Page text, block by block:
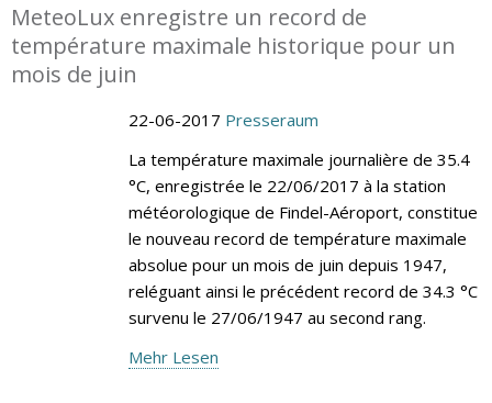
MeteoLux enregistre un record de
température maximale historique pour un
mois de juin
22-06-2017 Presseraum
La température maximale journalière de 35.4
°C, enregistrée le 22/06/2017 à la station
météorologique de Findel-Aéroport, constitue
le nouveau record de température maximale
absolue pour un mois de juin depuis 1947,
reléguant ainsi le précédent record de 34.3 °C
survenu le 27/06/1947 au second rang.
Mehr Lesen